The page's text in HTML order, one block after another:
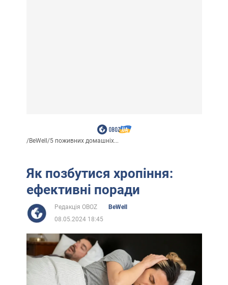
/BeWell /5 поживних домашніх...
Як позбутися хропіння:
ефективні поради
Редакція OBOZ
BeWell
08.05.2024 18:45